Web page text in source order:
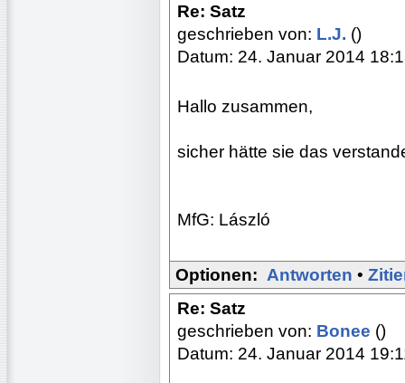
Re: Satz
geschrieben von: L.J. ()
Datum: 24. Januar 2014
Hallo zusammen,
sicher hätte sie das
MfG: László
Optionen: Antworten •
Re: Satz
geschrieben von: Bonee ()
Datum: 24. Januar 2014